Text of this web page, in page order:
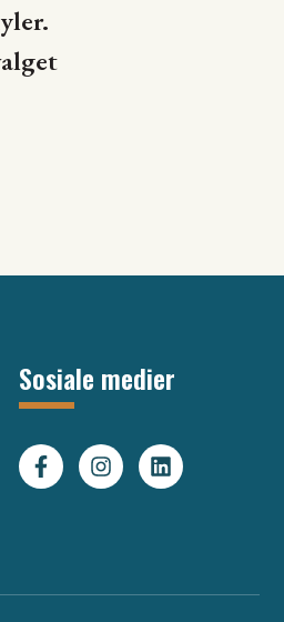
Sosiale medier